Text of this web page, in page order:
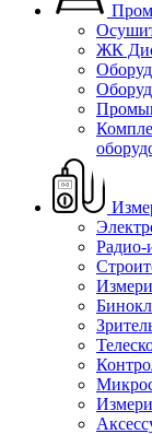
ЖК
Радио-